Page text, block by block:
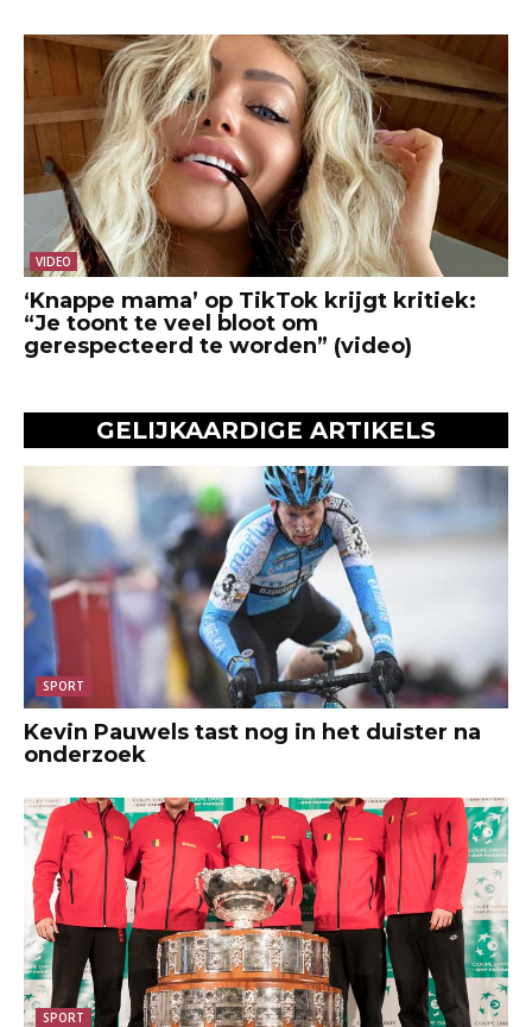
VIDEO
‘Knappe mama’ op TikTok krijgt kritiek:
“Je toont te veel bloot om
gerespecteerd te worden” (video)
GELIJKAARDIGE ARTIKELS
SPORT
Kevin Pauwels tast nog in het duister na
onderzoek
SPORT